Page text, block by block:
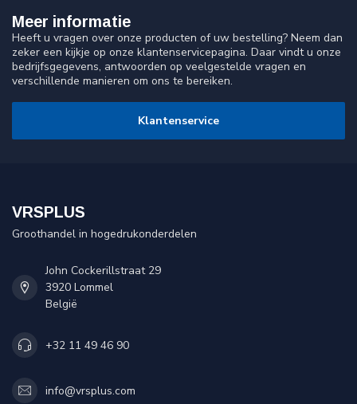
Meer informatie
Heeft u vragen over onze producten of uw bestelling? Neem dan
zeker een kijkje op onze klantenservicepagina. Daar vindt u onze
bedrijfsgegevens, antwoorden op veelgestelde vragen en
verschillende manieren om ons te bereiken.
Klantenservice
VRSPLUS
Groothandel in hogedrukonderdelen
John Cockerillstraat 29
3920 Lommel
België
+32 11 49 46 90
info@vrsplus.com